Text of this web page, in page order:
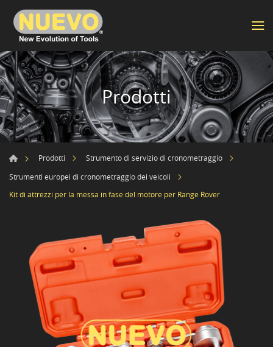
Prodotti
Prodotti
Strumento di servizio di cronometraggio
Strumenti europei di cronometraggio dei veicoli
Kit di attrezzi per la messa in fase del motore per Range Rover